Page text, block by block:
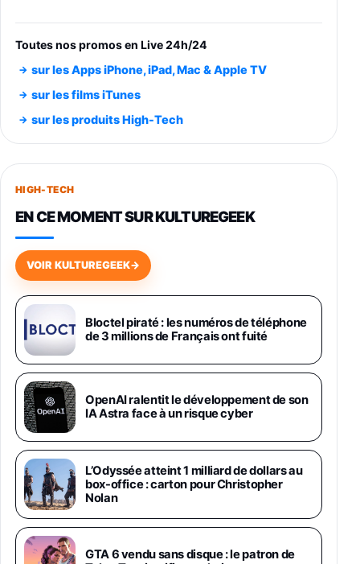
entraénement direct 3 vitesses (33-45-78
trs/min) avec pre-ampli intégré et port USB
Smartphone SAMSUNG Galaxy S26 Ultra
891,99€1199€Fnac (Vendeur Tiers)
Smartphone SAMSUNG Galaxy S26+ Violet
749,99€
648,63€834,71€
Samsung Galaxy Miracle Ultra, Smartphone
Android 5G avec Galaxy AI, 512 Go,
Chargeur Secteur Rapide 25W Inclus,
Smartphone déverrouillé, Noir, Version FR
1019€
Galaxy S26 Ultra 512 Go Bleu
1019€1399€Fnac (Vendeur Tiers)
Galaxy S26 Ultra 256 Go Violet
892€1199€Fnac (Vendeur Tiers)
Philips SHK2000BL - Casque Enfant - Bleu &
Répartiteur Audio 5 Casques, Blanc
24,94€ 29,96€Fnac (Vendeur Tiers)
Toutes nos promos en Live 24h/24
sur les Apps iPhone, iPad, Mac & Apple TV
sur les films iTunes
sur les produits High-Tech
HIGH-TECH
EN CE MOMENT SUR KULTUREGEEK
VOIR KULTUREGEEK→
Bloctel piraté : les numéros de téléphone
de 3 millions de Français ont fuité
OpenAI ralentit le développement de son
IA Astra face à un risque cyber
L’Odyssée atteint 1 milliard de dollars au
box-office : carton pour Christopher
Nolan
GTA 6 vendu sans disque : le patron de